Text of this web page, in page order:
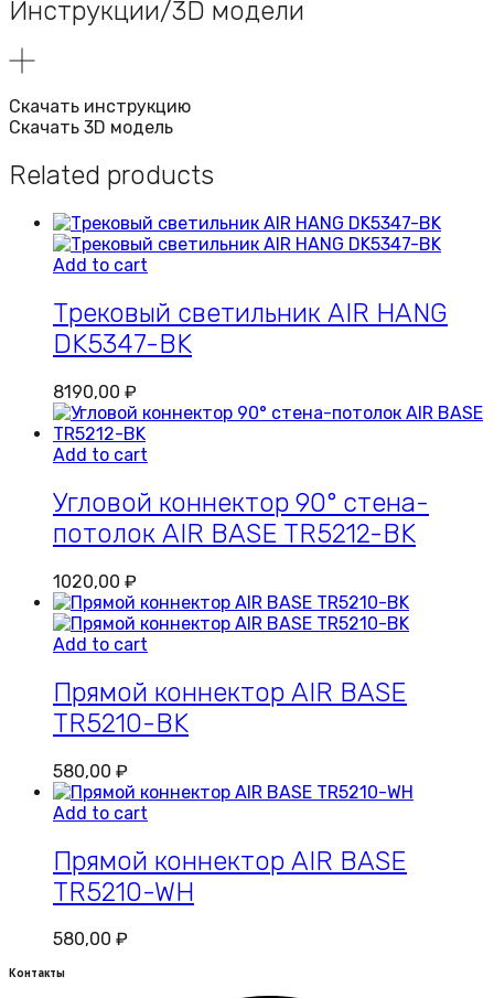
Инструкции/3D модели
Скачать инструкцию
Скачать 3D модель
Related products
Add to cart
Трековый светильник AIR HANG
DK5347-BK
8190,00 ₽
Add to cart
Угловой коннектор 90° стена-
потолок AIR BASE TR5212-BK
1020,00 ₽
Add to cart
Прямой коннектор AIR BASE
TR5210-BK
580,00 ₽
Add to cart
Прямой коннектор AIR BASE
TR5210-WH
580,00 ₽
Контакты